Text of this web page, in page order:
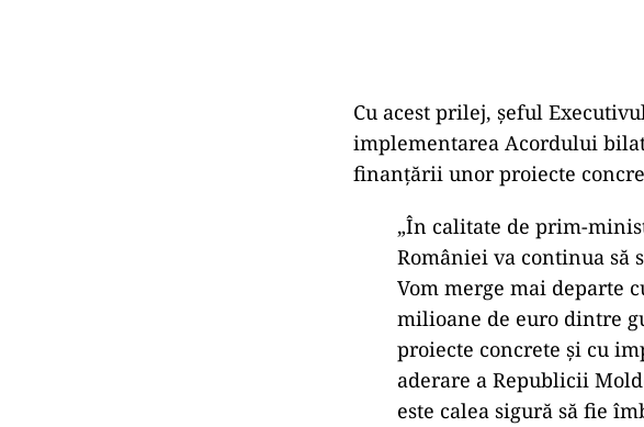
Cu acest prilej, șeful
implementarea Acordului
finanțării unor proiecte
„În calitate de prim-
României va continua să
Vom merge mai departe
milioane de euro dintre
proiecte concrete și cu
aderare a Republicii
este calea sigură să fie